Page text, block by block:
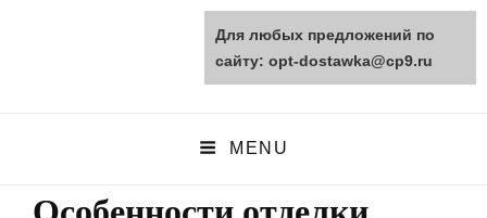
opt-dostawka.ru
MENU
Для любых предложений по
сайту: opt-dostawka@cp9.ru